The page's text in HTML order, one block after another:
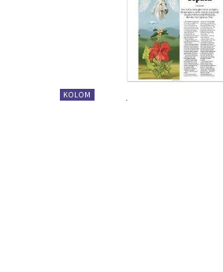
KOLOM